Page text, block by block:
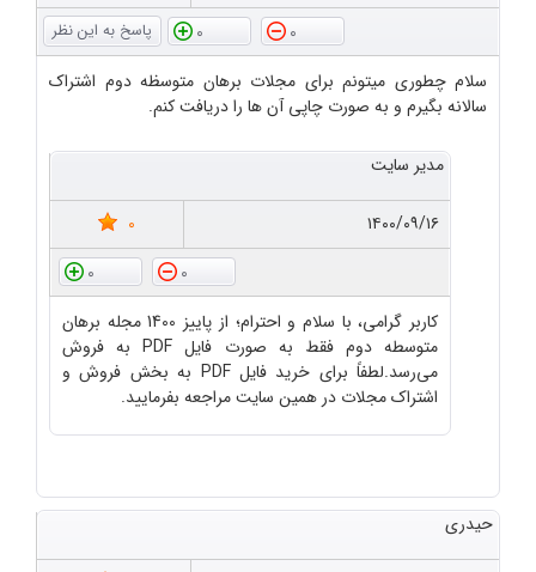
0
0
سلام چطوری میتونم برای مجلات برهان متوسظه دوم اشتراک
سالانه بگیرم و به صورت چاپی آن ها را دریافت کنم.
مدیر سایت
۱۴۰۰/۰۹/۱۶
0
0
0
کاربر گرامی، با سلام و احترام؛ از پاییز 1400 مجله برهان
متوسطه دوم فقط به صورت فایل PDF به فروش
می‌رسد.لطفاً برای خرید فایل PDF به بخش فروش و
اشتراک مجلات در همین سایت مراجعه بفرمایید.
حیدری